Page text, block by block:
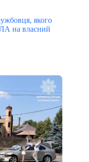
якого
на власний